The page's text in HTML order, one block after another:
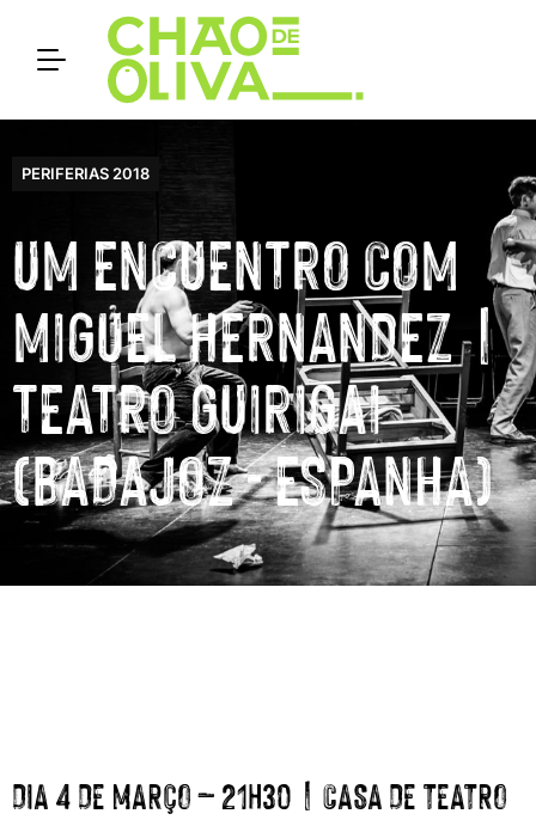
PERIFERIAS 2018
UM ENCUENTRO COM
MIGUEL HERNANDEZ |
TEATRO GUIRIGAI
(BADAJOZ - ESPANHA)
DIA 4 DE MARÇO – 21H30 | CASA DE TEATRO